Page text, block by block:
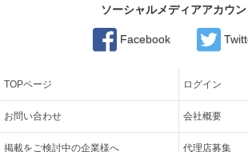
ソーシャルメディアアカウン
Facebook
TOPページ ログイン
お問い合わせ 会社概要
掲載をご検討中の企業様へ 代理店募集